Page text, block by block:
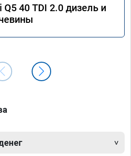
40 TDI 2.0 дизель и